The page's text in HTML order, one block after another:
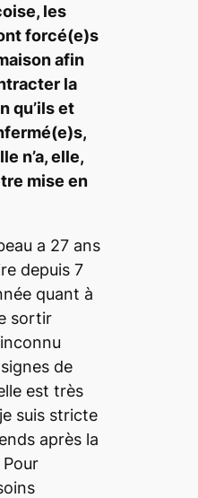
les
forcé(e)s
afin
la
qu’ils et
n’a, elle,
mise en
a 27 ans
depuis 7
quant à
sortir
de
est très
suis stricte
après la
Pour